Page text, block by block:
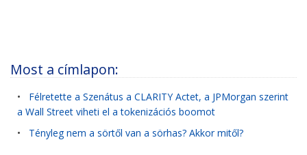
Most a címlapon:
• Félretette a Szenátus a CLARITY Actet, a JPMorgan szerint
a Wall Street viheti el a tokenizációs boomot
• Tényleg nem a sörtől van a sörhas? Akkor mitől?